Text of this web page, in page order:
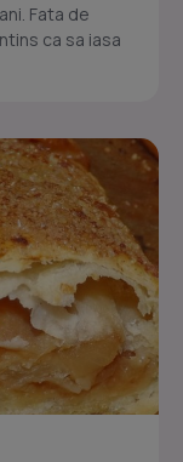
Fata de
ca sa iasa